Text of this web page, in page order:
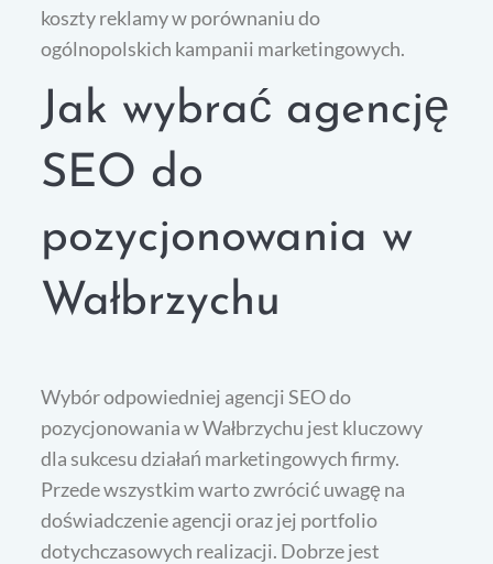
koszty reklamy w porównaniu do
ogólnopolskich kampanii marketingowych.
Jak wybrać agencję
SEO do
pozycjonowania w
Wałbrzychu
Wybór odpowiedniej agencji SEO do
pozycjonowania w Wałbrzychu jest kluczowy
dla sukcesu działań marketingowych firmy.
Przede wszystkim warto zwrócić uwagę na
doświadczenie agencji oraz jej portfolio
dotychczasowych realizacji. Dobrze jest